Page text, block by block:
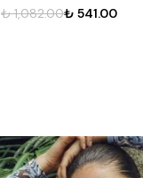
₺ 1,082.00₺ 541.00